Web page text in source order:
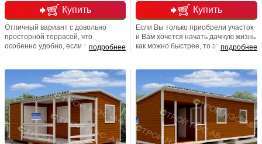
Купить
подробнее
Отличный вариант с довольно
просторной террасой, что
особенно удобно, если это первая
основное помещение можно
использовать в качестве комнаты, а
террасу в качестве небольшой
кухни или обеденной зоны.
Купить
подробнее
Если Вы только приобрели участок
и Вам хочется начать дачную жизнь
как можно быстрее, то этот садовый
оптимальным и разумным
решением. Яркий, красивый и
фееричный дизайн проект, не
оставит равнодушным никого